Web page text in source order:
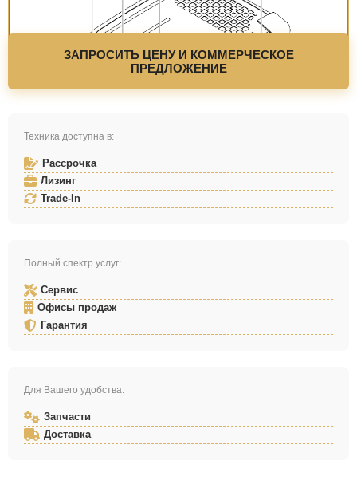
ЗАПРОСИТЬ ЦЕНУ И КОММЕРЧЕСКОЕ
ПРЕДЛОЖЕНИЕ
Техника доступна в:
Рассрочка
Лизинг
Trade-In
Полный спектр услуг:
Сервис
Офисы продаж
Гарантия
Для Вашего удобства:
Запчасти
Доставка